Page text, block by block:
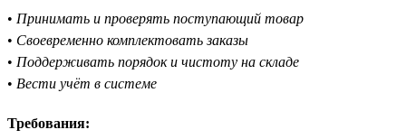
• Принимать и проверять поступающий товар
• Своевременно комплектовать заказы
• Поддерживать порядок и чистоту на складе
• Вести учёт в системе
Требования: